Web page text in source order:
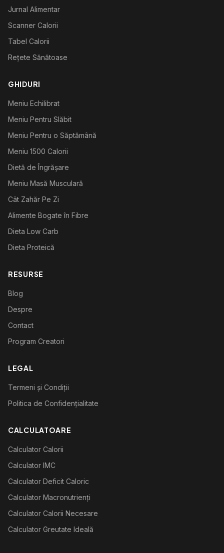
Jurnal Alimentar
Scanner Calorii
Tabel Calorii
Rețete Sănătoase
GHIDURI
Meniu Echilibrat
Meniu Pentru Slăbit
Meniu Pentru o Săptămână
Meniu 1500 Calorii
Dietă de Îngrășare
Meniu Masă Musculară
Cât Zahăr Pe Zi
Alimente Bogate în Fibre
Dieta Low Carb
Dieta Proteică
RESURSE
Blog
Despre
Contact
Program Creatori
LEGAL
Termeni și Condiții
Politica de Confidențialitate
CALCULATOARE
Calculator Calorii
Calculator IMC
Calculator Deficit Caloric
Calculator Macronutrienți
Calculator Calorii Necesare
Calculator Greutate Ideală